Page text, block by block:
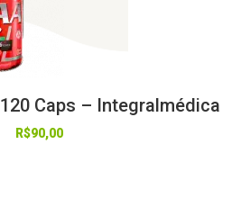
120 Caps – Integralmédica
R$90,00